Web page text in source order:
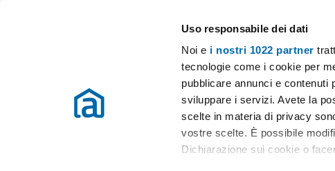
Uso responsabile dei dati
Noi e i nostri 1022 partner
tecnologie come i cookie per
pubblicare annunci e
sviluppare i servizi. Avete la
scelte in materia di privacy
vostre scelte. È possibile
Dichiarazione sui cookie o
Case e appartamenti in affitto in tutta Italia
Scegli la zona
Affitto Napoli Appartamenti Affitto Napoli Affitto porta di
Affitto porta di posillipo napoli Napoli (13 immobili)